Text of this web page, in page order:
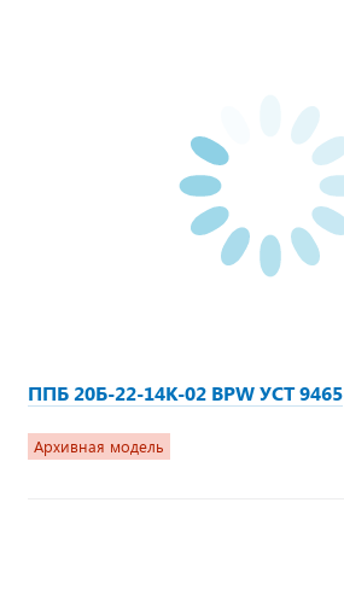
ППБ 20Б-22-14К-02 BPW УСТ 9465
Архивная модель